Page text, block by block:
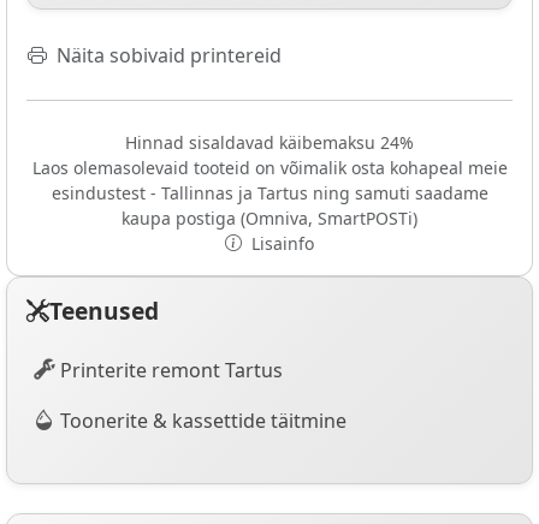
Näita sobivaid printereid
Hinnad sisaldavad käibemaksu 24%
Laos olemasolevaid tooteid on võimalik osta kohapeal meie
esindustest - Tallinnas ja Tartus ning samuti saadame
kaupa postiga (Omniva, SmartPOSTi)
Lisainfo
Teenused
Printerite remont Tartus
Toonerite & kassettide täitmine